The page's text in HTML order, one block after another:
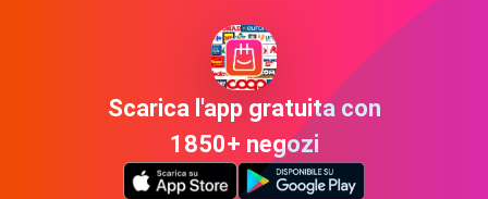
Scarica l'app gratuita con
1850+ negozi